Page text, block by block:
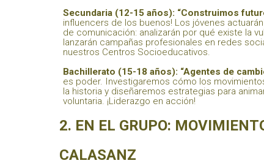
Secundaria (12-15 años): “Construimos
influencers de los buenos! Los jóvenes
de comunicación: analizarán por qué existe la
lanzarán campañas profesionales en redes
nuestros Centros Socioeducativos.
Bachillerato (15-18 años): “Agentes de
es poder. Investigaremos cómo los
la historia y diseñaremos estrategias para
voluntaria. ¡Liderazgo en acción!
2. EN EL GRUPO:
CALASANZ